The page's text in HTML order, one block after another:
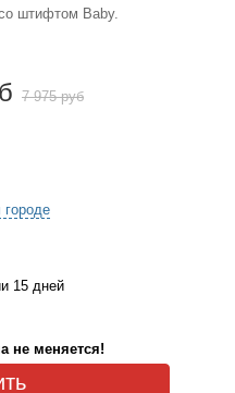
штифтом Baby.
7 975 руб
15 дней
не меняется!